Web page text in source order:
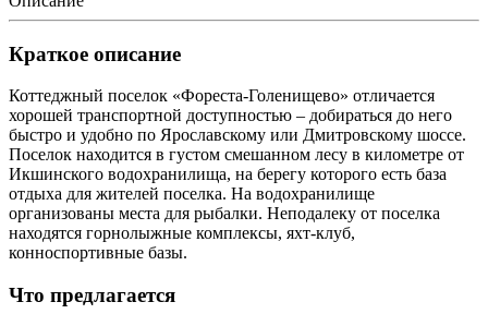
Краткое описание
Коттеджный поселок «Фореста-Голенищево» отличается
хорошей транспортной доступностью – добираться до него
быстро и удобно по Ярославскому или Дмитровскому шоссе.
Поселок находится в густом смешанном лесу в километре от
Икшинского водохранилища, на берегу которого есть база
отдыха для жителей поселка. На водохранилище
организованы места для рыбалки. Неподалеку от поселка
находятся горнолыжные комплексы, яхт-клуб,
конноспортивные базы.
Что предлагается